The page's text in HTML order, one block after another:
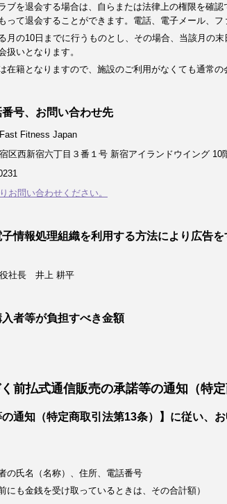
ブを退会する場合は、自らまたは法律上の権限を確
って退会することができます。電話、電子メール、フ
月の10日までに行うものとし、その場合、当該月の
扱いとなります。
在籍となりますので、施設のご利用がなくても通常の
号、お問い合わせ先
Fitness Japan
区西新宿六丁目３番１号 新宿アイランドウイング 10
お問い合わせください。
情報処理組織を利用する方法により広告
社長 井上 耕平
者等が負担すべき金額
前払式通信販売の承諾等の通知（特定
の通知（特定商取引法第13条）】に従い、
の氏名（名称）、住所、電話番号
にも金銭を受け取っているときは、その合計額）